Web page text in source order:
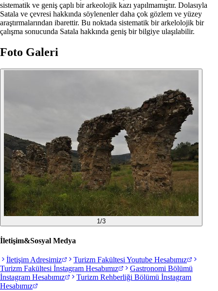
sistematik ve geniş çaplı bir arkeolojik kazı yapılmamıştır. Dolasıyla
Satala ve çevresi hakkında söylenenler daha çok gözlem ve yüzey
araştırmalarından ibarettir. Bu noktada sistematik bir arkelolojik bir
çalışma sonucunda Satala hakkında geniş bir bilgiye ulaşılabilir.
Foto Galeri
1/3
İletişim&Sosyal Medya
İletişim Adresimiz
Turizm Fakültesi Youtube Hesabımız
Turizm Fakültesi İnstagram Hesabımız
Gastronomi Bölümü
İnstagram Hesabımız
Turizm Rehberliği Bölümü İnstagram
Hesabımız